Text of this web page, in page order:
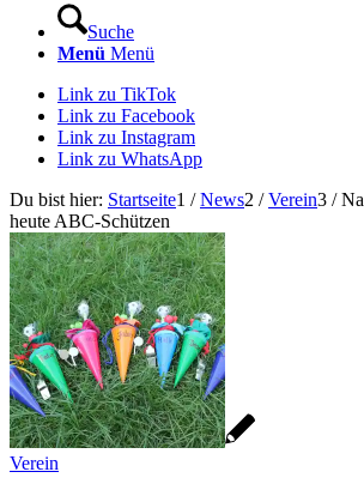
Suche
Menü Menü
Link zu TikTok
Link zu Facebook
Link zu Instagram
Link zu WhatsApp
Du bist hier: Startseite1 / News2 / Verein3 /
heute ABC-Schützen
Verein